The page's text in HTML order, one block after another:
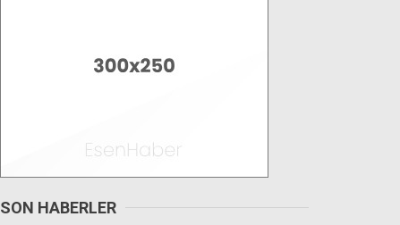
SON HABERLER